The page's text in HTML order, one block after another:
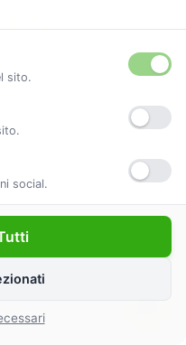
APE
Redatto da tecnici
sito.
social.